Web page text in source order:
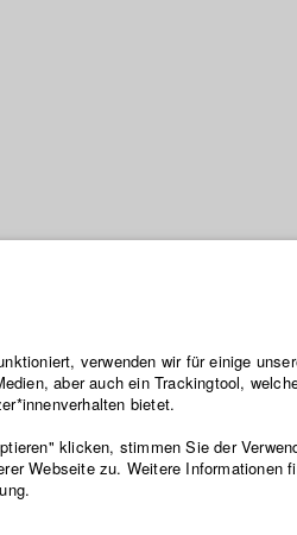
verwenden wir für einige
aber auch ein Trackingtool,
bietet.
klicken, stimmen Sie der
Webseite zu. Weitere Informationen